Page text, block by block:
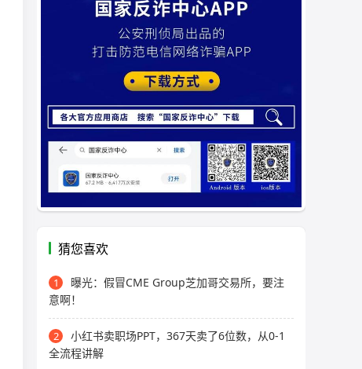
猜您喜欢
1
曝光：假冒CME Group芝加哥交易所，要注
意啊！
2
小红书卖职场PPT，367天卖了6位数，从0-1
全流程讲解